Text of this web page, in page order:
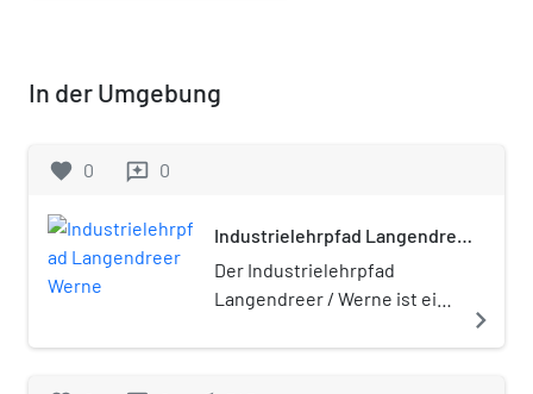
In der Umgebung
favorite 0 reviews 0
Industrielehrpfad Langendreer
Der Industrielehrpfad
Langendreer / Werne ist ein
Rundweg durch die stark von
navigate_next